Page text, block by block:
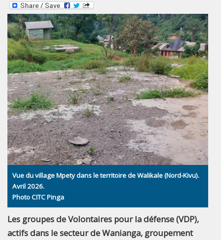
Vue du village Mpety dans le territoire de Walikale (Nord-Kivu).
Avril 2026.
Photo CITC Pinga
Les groupes de Volontaires pour la défense (VDP),
actifs dans le secteur de Wanianga, groupement